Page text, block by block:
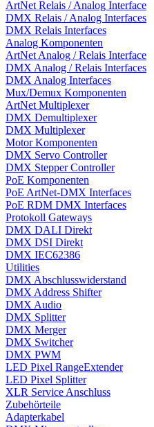
ArtNet Relais / Analog Interface
DMX Relais / Analog Interfaces
DMX Relais Interfaces
Analog Komponenten
ArtNet Analog / Relais Interface
DMX Analog / Relais Interfaces
DMX Analog Interfaces
Mux/Demux Komponenten
ArtNet Multiplexer
DMX Demultiplexer
DMX Multiplexer
Motor Komponenten
DMX Servo Controller
DMX Stepper Controller
PoE Komponenten
PoE ArtNet-DMX Interfaces
PoE RDM DMX Interfaces
Protokoll Gateways
DMX DALI Direkt
DMX DSI Direkt
DMX IEC62386
Utilities
DMX Abschlusswiderstand
DMX Address Shifter
DMX Audio
DMX Splitter
DMX Merger
DMX Switcher
DMX PWM
LED Pixel RangeExtender
LED Pixel Splitter
XLR Service Anschluss
Zubehörteile
Adapterkabel